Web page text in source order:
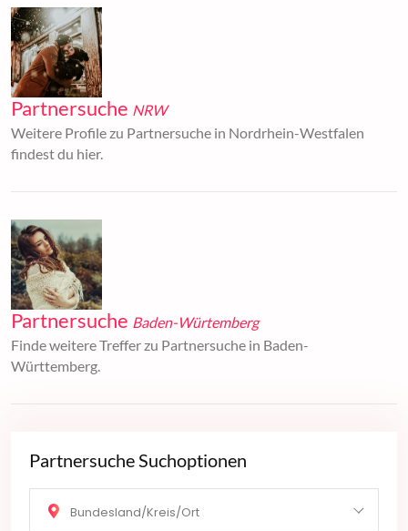
Partnersuche NRW
Weitere Profile zu Partnersuche in Nordrhein-Westfalen
findest du hier.
Partnersuche Baden-Würtemberg
Finde weitere Treffer zu Partnersuche in Baden-
Württemberg.
Partnersuche Suchoptionen
Bundesland/Kreis/Ort